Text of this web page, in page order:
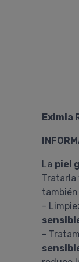
Eximia
La piel
Tratarla
también
-
-